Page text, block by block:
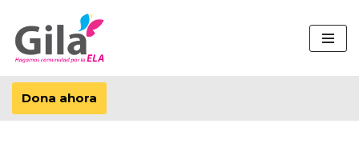
Saltar
al
contenido
Dona ahora